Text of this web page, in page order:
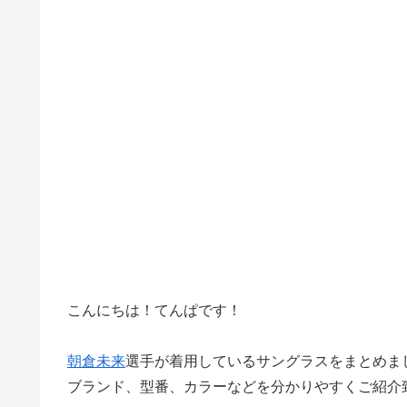
こんにちは！てんぱです！
朝倉未来選手が着用しているサングラスをまとめま
ブランド、型番、カラーなどを分かりやすくご紹介